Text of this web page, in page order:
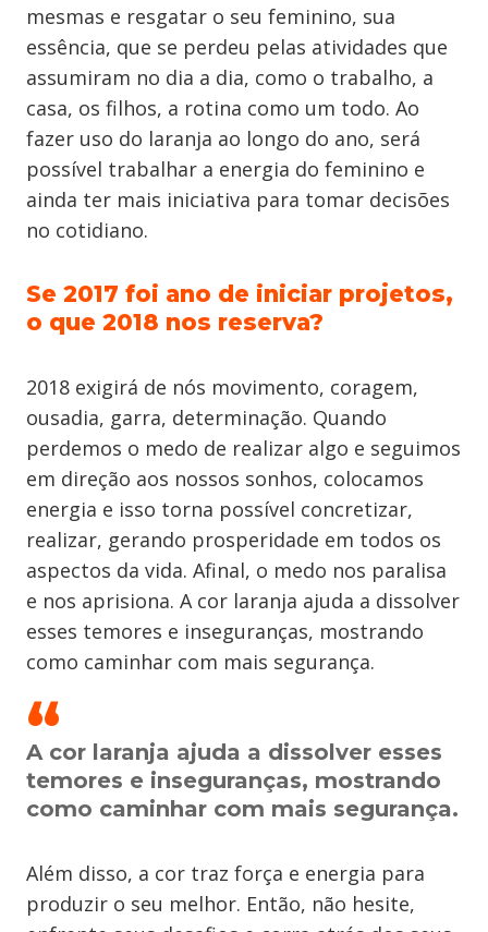
mesmas e resgatar o seu feminino, sua
essência, que se perdeu pelas atividades que
assumiram no dia a dia, como o trabalho, a
casa, os filhos, a rotina como um todo. Ao
fazer uso do laranja ao longo do ano, será
possível trabalhar a energia do feminino e
ainda ter mais iniciativa para tomar decisões
no cotidiano.
Se 2017 foi ano de iniciar projetos,
o que 2018 nos reserva?
2018 exigirá de nós movimento, coragem,
ousadia, garra, determinação. Quando
perdemos o medo de realizar algo e seguimos
em direção aos nossos sonhos, colocamos
energia e isso torna possível concretizar,
realizar, gerando prosperidade em todos os
aspectos da vida. Afinal, o medo nos paralisa
e nos aprisiona. A cor laranja ajuda a dissolver
esses temores e inseguranças, mostrando
como caminhar com mais segurança.
A cor laranja ajuda a dissolver esses
temores e inseguranças, mostrando
como caminhar com mais segurança.
Além disso, a cor traz força e energia para
produzir o seu melhor. Então, não hesite,